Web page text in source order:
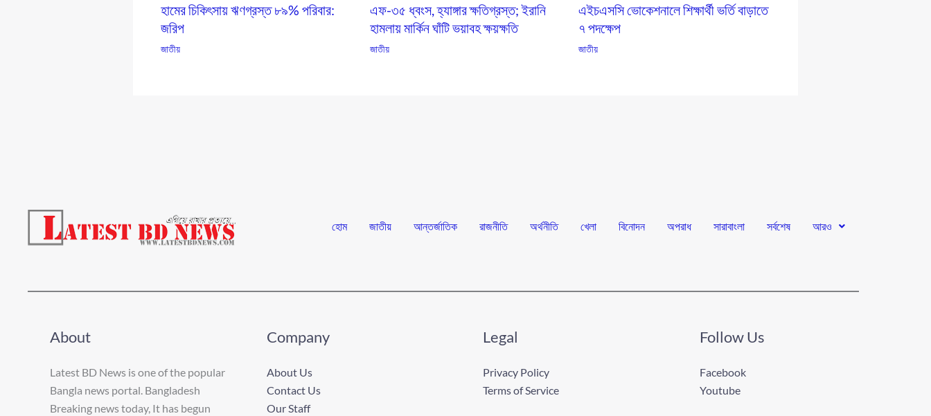
হামের চিকিৎসায় ঋণগ্রস্ত ৮৯% পরিবার:
জরিপ
জাতীয়
এফ-৩৫ ধ্বংস, হ্যাঙ্গার ক্ষতিগ্রস্ত; ইরানি
হামলায় মার্কিন ঘাঁটি ভয়াবহ ক্ষয়ক্ষতি
জাতীয়
এইচএসসি ভোকেশনালে শিক্ষার্থী ভর্তি বাড়াতে
৭ পদক্ষেপ
জাতীয়
হোম জাতীয় আন্তর্জাতিক রাজনীতি অর্থনীতি খেলা বিনোদন অপরাধ সারাবাংলা সর্বশেষ আরও
About
Latest BD News is one of the popular
Bangla news portal. Bangladesh
Breaking news today, It has begun
Company
About Us
Contact Us
Our Staff
Legal
Privacy Policy
Terms of Service
Follow Us
Facebook
Youtube